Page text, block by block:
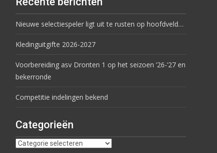
Nieuwe selectiespeler ligt uit te rusten op hoofdveld…
Kledinguitgifte 2026-2027
Voorbereiding asv Dronten 1 op het seizoen ’26-’27 en
bekerronde
Competitie indelingen bekend
Categorieën